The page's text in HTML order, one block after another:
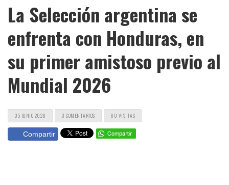
La Selección argentina se
enfrenta con Honduras, en
su primer amistoso previo al
Mundial 2026
05 JUNIO 2026 0 COMENTARIOS 60 VISITAS
Compartir